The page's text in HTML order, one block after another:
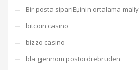
Bir posta sipariЕџinin ortalama
bitcoin casino
bizzo casino
bla gjennom postordrebruden